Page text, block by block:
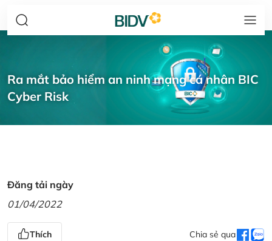
Ra mắt bảo hiểm an ninh mạng cá nhân BIC
Cyber Risk
Đăng tải ngày
01/04/2022
Thích Chia sẻ qua